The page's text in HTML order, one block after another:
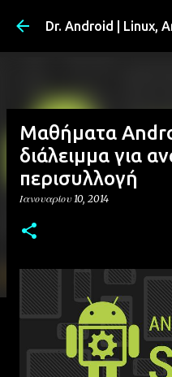
Μετάβαση στο
Dr. Android | Linux,
Μαθήματα
διάλειμμα για
περισυλλογή
Ιανουαρίου 10, 2014